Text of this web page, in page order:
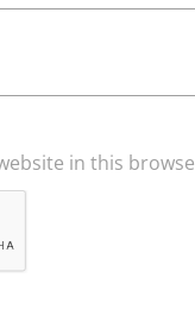
in this